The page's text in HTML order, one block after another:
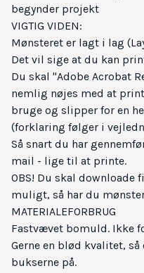
begynder projekt
VIGTIG VIDEN:
Mønsteret er lagt i lag
Det vil sige at du kan
Du skal "Adobe Acrobat
nemlig nøjes med at
bruge og slipper for en
(forklaring følger i
Så snart du har
mail - lige til at printe.
OBS! Du skal
muligt, så har du
MATERIALEFORBRUG
Fastvævet bomuld. Ikke
Gerne en blød kvalitet,
bukserne på.